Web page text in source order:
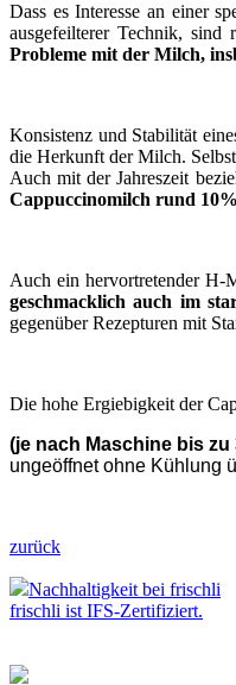
Dass es Interesse an einer
ausgefeilterer Technik, sind
Probleme mit der Milch,
Konsistenz und Stabilität
die Herkunft der Milch.
Auch mit der Jahreszeit
Cappuccinomilch rund
Auch ein hervortretender H-
geschmacklich auch im
gegenüber Rezepturen mit
Die hohe Ergiebigkeit der
(je nach Maschine bis zu
ungeöffnet ohne Kühlung
zurück
Nachhaltigkeit bei frischli
frischli ist IFS-Zertifiziert.